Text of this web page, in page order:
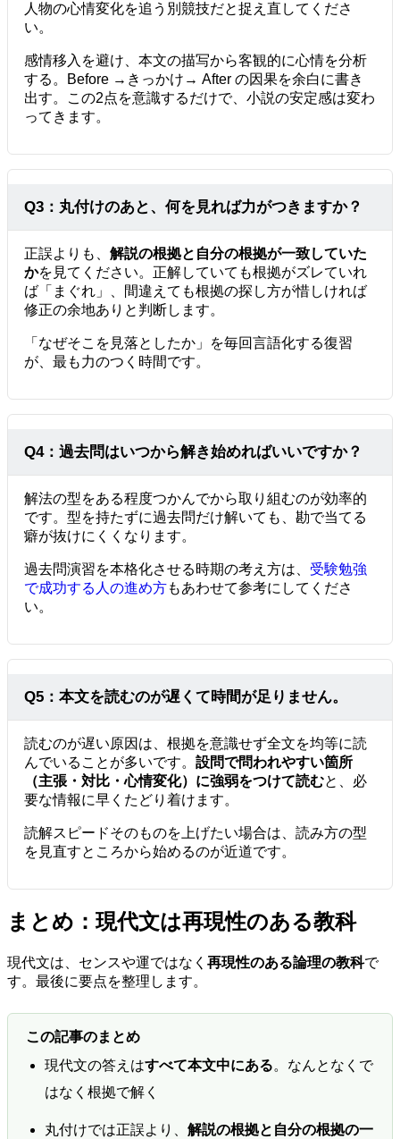
人物の心情変化を追う別競技だと捉え直してくださ
い。
感情移入を避け、本文の描写から客観的に心情を分析
する。Before →きっかけ→ After の因果を余白に書き
出す。この2点を意識するだけで、小説の安定感は変わ
ってきます。
Q3：丸付けのあと、何を見れば力がつきますか？
正誤よりも、 解説の根拠と自分の根拠が一致していた
かを見てください。正解していても根拠がズレていれ
ば「まぐれ」、間違えても根拠の探し方が惜しければ
修正の余地ありと判断します。
「なぜそこを見落としたか」を毎回言語化する復習
が、最も力のつく時間です。
Q4：過去問はいつから解き始めればいいですか？
解法の型をある程度つかんでから取り組むのが効率的
です。型を持たずに過去問だけ解いても、勘で当てる
癖が抜けにくくなります。
過去問演習を本格化させる時期の考え方は、 受験勉強
で成功する人の進め方もあわせて参考にしてくださ
い。
Q5：本文を読むのが遅くて時間が足りません。
読むのが遅い原因は、根拠を意識せず全文を均等に読
んでいることが多いです。 設問で問われやすい箇所
（主張・対比・心情変化）に強弱をつけて読むと、必
要な情報に早くたどり着けます。
読解スピードそのものを上げたい場合は、読み方の型
を見直すところから始めるのが近道です。
まとめ：現代文は再現性のある教科
現代文は、センスや運ではなく 再現性のある論理の教科で
す。最後に要点を整理します。
この記事のまとめ
現代文の答えはすべて本文中にある。なんとなくで
はなく根拠で解く
丸付けでは正誤より、 解説の根拠と自分の根拠の一